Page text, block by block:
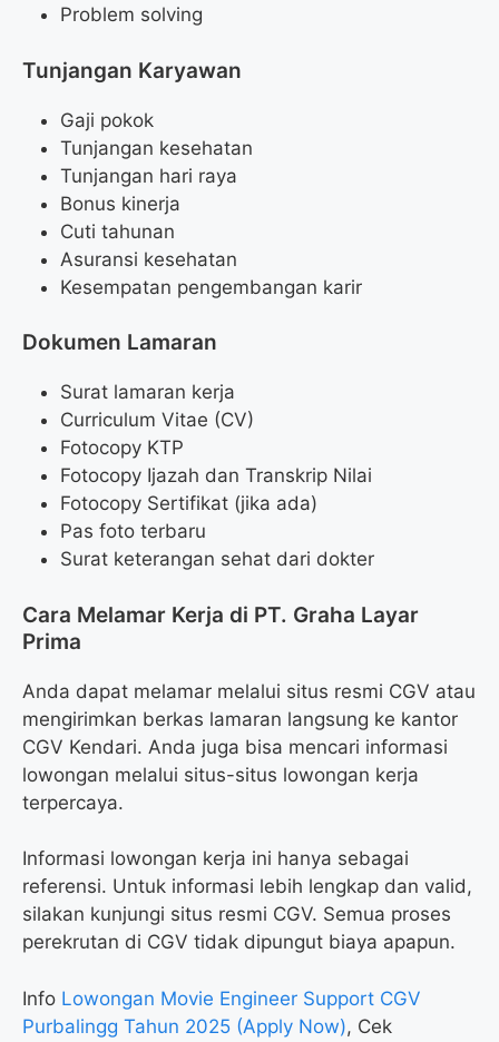
Problem solving
Tunjangan Karyawan
Gaji pokok
Tunjangan kesehatan
Tunjangan hari raya
Bonus kinerja
Cuti tahunan
Asuransi kesehatan
Kesempatan pengembangan karir
Dokumen Lamaran
Surat lamaran kerja
Curriculum Vitae (CV)
Fotocopy KTP
Fotocopy Ijazah dan Transkrip Nilai
Fotocopy Sertifikat (jika ada)
Pas foto terbaru
Surat keterangan sehat dari dokter
Cara Melamar Kerja di PT. Graha Layar
Prima
Anda dapat melamar melalui situs resmi CGV atau
mengirimkan berkas lamaran langsung ke kantor
CGV Kendari. Anda juga bisa mencari informasi
lowongan melalui situs-situs lowongan kerja
terpercaya.
Informasi lowongan kerja ini hanya sebagai
referensi. Untuk informasi lebih lengkap dan valid,
silakan kunjungi situs resmi CGV. Semua proses
perekrutan di CGV tidak dipungut biaya apapun.
Info Lowongan Movie Engineer Support CGV
Purbalingg Tahun 2025 (Apply Now), Cek